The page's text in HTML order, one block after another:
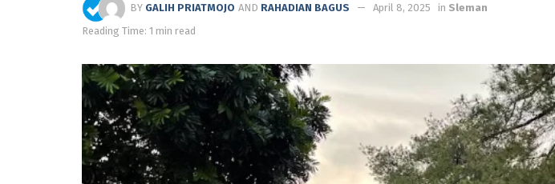
BY GALIH PRIATMOJO AND RAHADIAN BAGUS April 8, 2025 in Sleman
Reading Time: 1 min read